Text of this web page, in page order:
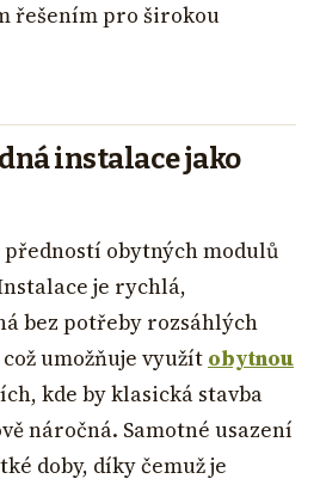
řešením pro širokou
instalace jako
předností obytných modulů
je rychlá,
bez potřeby rozsáhlých
umožňuje využít obytnou
kde by klasická stavba
náročná. Samotné usazení
doby, díky čemuž je